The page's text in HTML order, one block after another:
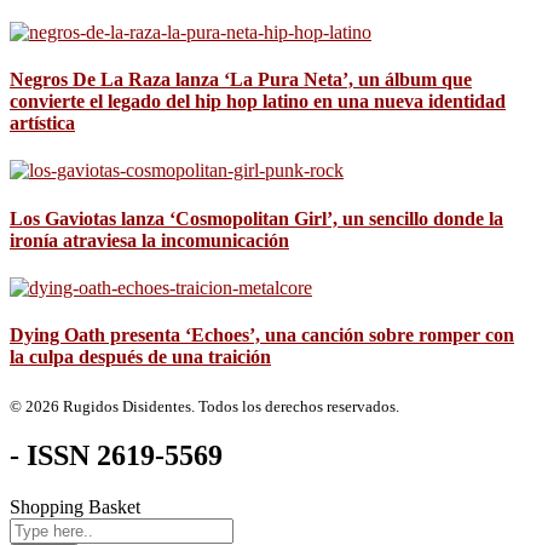
Negros De La Raza lanza ‘La Pura Neta’, un álbum que
convierte el legado del hip hop latino en una nueva identidad
artística
Los Gaviotas lanza ‘Cosmopolitan Girl’, un sencillo donde la
ironía atraviesa la incomunicación
Dying Oath presenta ‘Echoes’, una canción sobre romper con
la culpa después de una traición
© 2026 Rugidos Disidentes. Todos los derechos reservados.
- ISSN 2619-5569
Shopping Basket